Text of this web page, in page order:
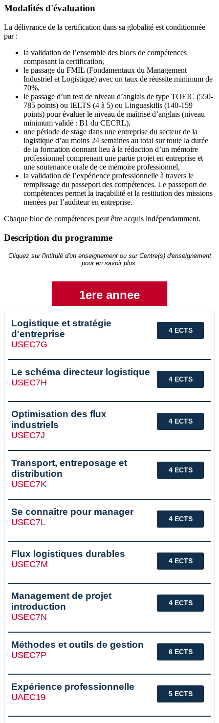
Modalités d'évaluation
La délivrance de la certification dans sa globalité est conditionnée
par :
la validation de l’ensemble des blocs de compétences
composant la certification,
le passage du FMIL (Fondamentaux du Management
Industriel et Logistique) avec un taux de réussite minimum de
70%,
le passage d’un test de niveau d’anglais de type TOEIC (550-
785 points) ou IELTS (4 à 5) ou Linguaskills (140-159
points) pour évaluer le niveau de maîtrise d’anglais (niveau
minimum validé : B1 du CECRL),
une période de stage dans une entreprise du secteur de la
logistique d’au moins 24 semaines au total sur toute la durée
de la formation donnant lieu à la rédaction d’un mémoire
professionnel comprenant une partie projet en entreprise et
une soutenance orale de ce mémoire professionnel,
la validation de l’expérience professionnelle à travers le
remplissage du passeport des compétences. Le passeport de
compétences permet la traçabilité et la restitution des missions
menées par l’auditeur en entreprise.
Chaque bloc de compétences peut être acquis indépendamment.
Description du programme
Cliquez sur l'intitulé d'un enseignement ou sur Centre(s) d'enseignement
pour en savoir plus.
1ere annee
4 ECTS
Logistique et stratégie
d'entreprise
USEC7G
4 ECTS
Le schéma directeur logistique
USEC7H
4 ECTS
Optimisation des flux
industriels
USEC7J
4 ECTS
Transport, entreposage et
distribution
USEC7K
4 ECTS
Se connaitre pour manager
USEC7L
4 ECTS
Flux logistiques durables
USEC7M
4 ECTS
Management de projet
introduction
USEC7N
6 ECTS
Méthodes et outils de gestion
USEC7P
5 ECTS
Expérience professionnelle
UAEC19